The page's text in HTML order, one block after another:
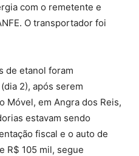
com o remetente e
O transportador foi
de etanol foram
2), após serem
Móvel, em Angra dos Reis,
estavam sendo
fiscal e o auto de
R$ 105 mil, segue